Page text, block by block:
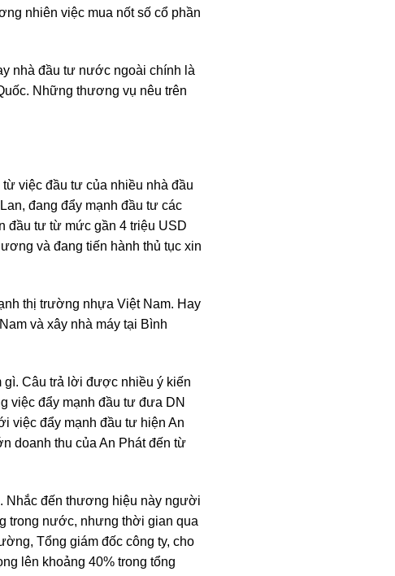
nhiên việc mua nốt số cổ phần
nhà đầu tư nước ngoài chính là
Những thương vụ nêu trên
việc đầu tư của nhiều nhà đầu
đang đẩy mạnh đầu tư các
đầu tư từ mức gần 4 triệu USD
và đang tiến hành thủ tục xin
thị trường nhựa Việt Nam. Hay
và xây nhà máy tại Bình
Câu trả lời được nhiều ý kiến
việc đẩy mạnh đầu tư đưa DN
việc đẩy mạnh đầu tư hiện An
doanh thu của An Phát đến từ
Nhắc đến thương hiệu này người
trong nước, nhưng thời gian qua
Tổng giám đốc công ty, cho
lên khoảng 40% trong tổng